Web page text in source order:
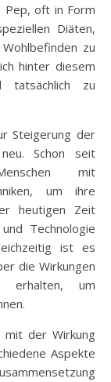
Pep, oft in Form
Diäten,
zu
hinter diesem
tatsächlich zu
Steigerung der
Schon seit
mit
um ihre
heutigen Zeit
Technologie
ist es
die Wirkungen
erhalten, um
der Wirkung
Aspekte